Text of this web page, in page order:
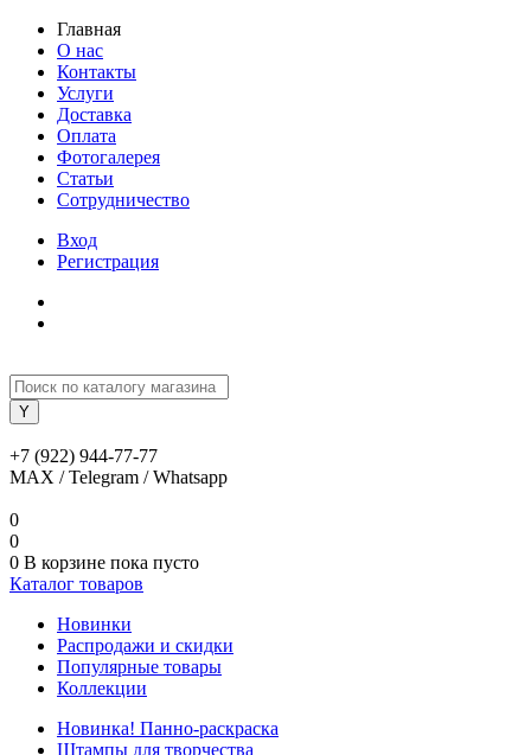
Главная
О нас
Контакты
Услуги
Доставка
Оплата
Фотогалерея
Статьи
Сотрудничество
Вход
Регистрация
+7 (922) 944-77-77
MAX / Telegram / Whatsapp
0
0
0 В корзине пока пусто
Каталог товаров
Новинки
Распродажи и скидки
Популярные товары
Коллекции
Новинка! Панно-раскраска
Штампы для творчества